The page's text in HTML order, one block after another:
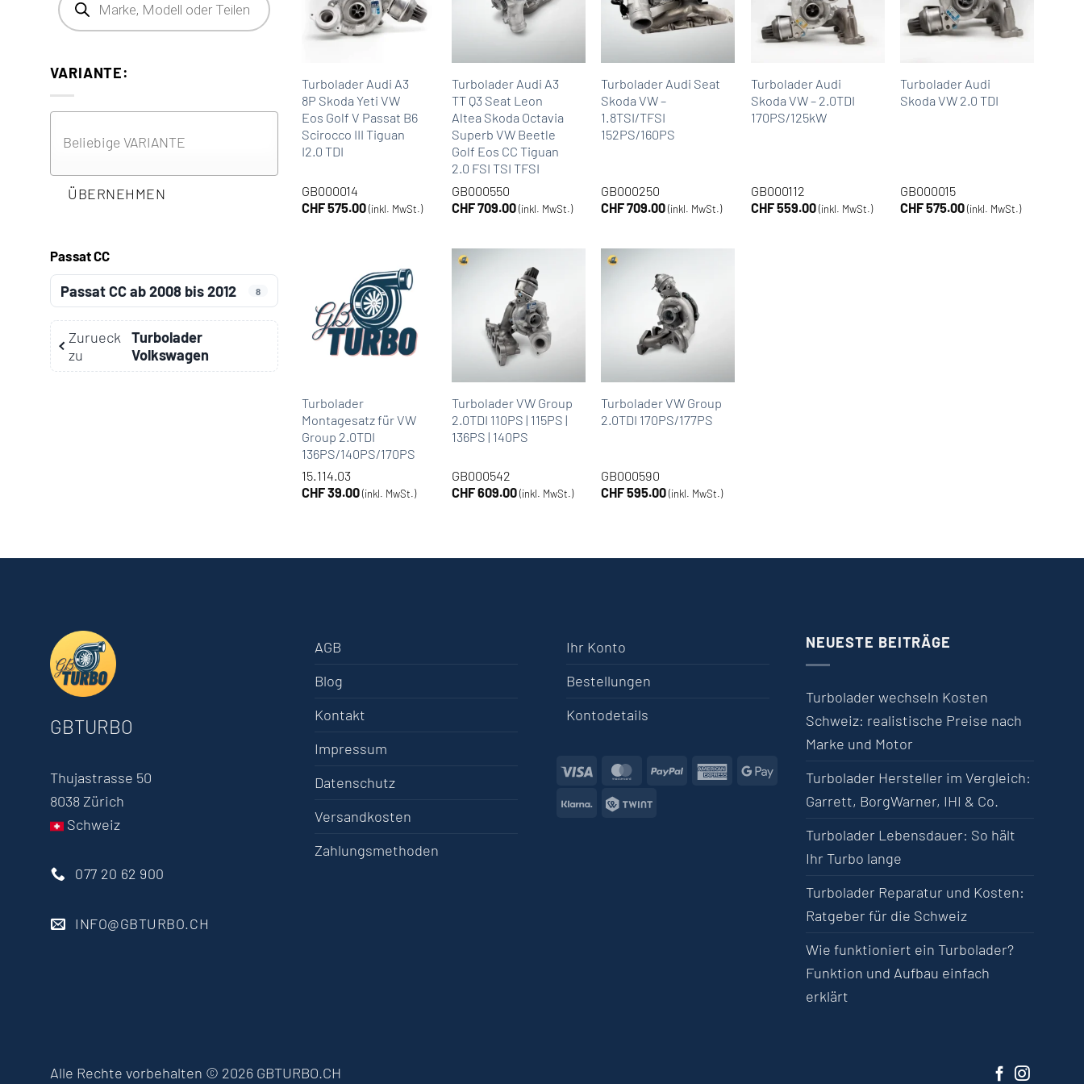
VARIANTE:
ÜBERNEHMEN
Passat CC
Passat CC ab 2008 bis 2012 8
Zurueck
zu
Turbolader
Volkswagen
Turbolader Audi A3
8P Skoda Yeti VW
Eos Golf V Passat B6
Scirocco III Tiguan
I2.0 TDI
GB000014
CHF575.00 (inkl. MwSt.)
Turbolader Audi A3
TT Q3 Seat Leon
Altea Skoda Octavia
Superb VW Beetle
Golf Eos CC Tiguan
2.0 FSI TSI TFSI
GB000550
CHF709.00 (inkl. MwSt.)
Turbolader Audi Seat
Skoda VW –
1.8TSI/TFSI
152PS/160PS
GB000250
CHF709.00 (inkl. MwSt.)
Turbolader Audi
Skoda VW – 2.0TDI
170PS/125kW
GB000112
CHF559.00 (inkl. MwSt.)
Turbolader Audi
Skoda VW 2.0 TDI
GB000015
CHF575.00 (inkl. MwSt.)
Turbolader
Montagesatz für VW
Group 2.0TDI
136PS/140PS/170PS
15.114.03
CHF39.00 (inkl. MwSt.)
Turbolader VW Group
2.0TDI 110PS | 115PS |
136PS | 140PS
GB000542
CHF609.00 (inkl. MwSt.)
Turbolader VW Group
2.0TDI 170PS/177PS
GB000590
CHF595.00 (inkl. MwSt.)
GBTURBO
Thujastrasse 50
8038 Zürich
Schweiz
077 20 62 900
INFO@GBTURBO.CH
AGB
Blog
Kontakt
Impressum
Datenschutz
Versandkosten
Zahlungsmethoden
Ihr Konto
Bestellungen
Kontodetails
Visa MasterCard
PayPalAmerican Express
Google Pay
Klarna
Twint
NEUESTE BEITRÄGE
Turbolader wechseln Kosten
Schweiz: realistische Preise nach
Marke und Motor
Turbolader Hersteller im Vergleich:
Garrett, BorgWarner, IHI & Co.
Turbolader Lebensdauer: So hält
Ihr Turbo lange
Turbolader Reparatur und Kosten:
Ratgeber für die Schweiz
Wie funktioniert ein Turbolader?
Funktion und Aufbau einfach
erklärt
Alle Rechte vorbehalten © 2026 GBTURBO.CH